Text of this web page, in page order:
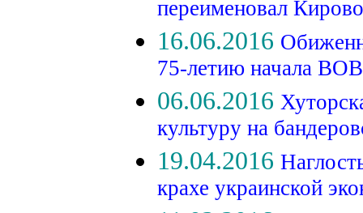
переименовал
16.06.2016
75-летию начала
06.06.2016
культуру на
19.04.2016
крахе украинской